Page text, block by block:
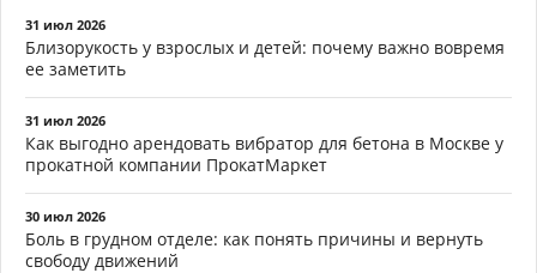
31 июл 2026
Близорукость у взрослых и детей: почему важно вовремя
ее заметить
31 июл 2026
Как выгодно арендовать вибратор для бетона в Москве у
прокатной компании ПрокатМаркет
30 июл 2026
Боль в грудном отделе: как понять причины и вернуть
свободу движений